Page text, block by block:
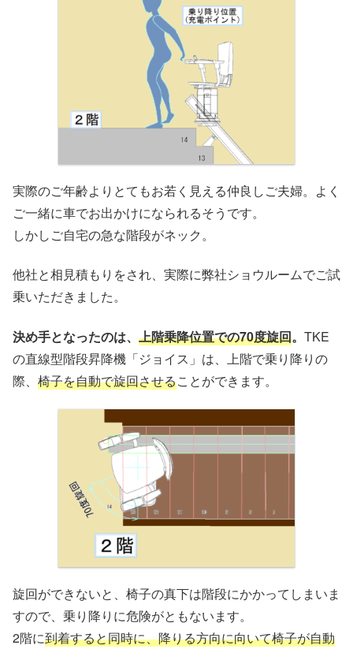
実際のご年齢よりとてもお若く見える仲良しご夫婦。よく
ご一緒に車でお出かけになられるそうです。
しかしご自宅の急な階段がネック。
他社と相見積もりをされ、実際に弊社ショウルームでご試
乗いただきました。
決め手となったのは、 上階乗降位置での70度旋回。 TKE
の直線型階段昇降機「ジョイス」は、上階で乗り降りの
際、 椅子を自動で旋回させることができます。
旋回ができないと、椅子の真下は階段にかかってしまいま
すので、乗り降りに危険がともないます。
2階に到着すると同時に、降りる方向に向いて椅子が自動